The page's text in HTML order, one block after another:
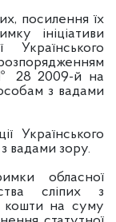
посилення їх
ініціативи
Українського
№ 28 2009-й на
з вадами
Українського
вадами зору.
обласної
сліпих з
кошти на суму